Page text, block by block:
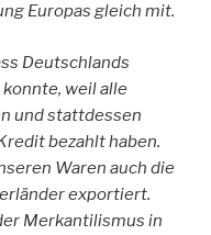
Europas gleich mit.
Deutschlands
weil alle
und stattdessen
bezahlt haben.
Waren auch die
exportiert.
Merkantilismus in